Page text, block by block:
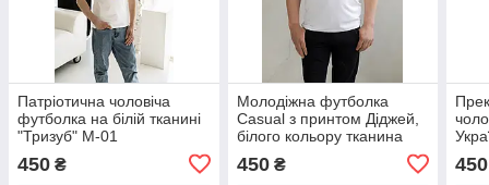
Патріотична чоловіча
футболка на білій тканині
"Тризуб" М-01
450 ₴
Молодіжна футболка
Casual з принтом Діджей,
білого кольору тканина
450₴ 450